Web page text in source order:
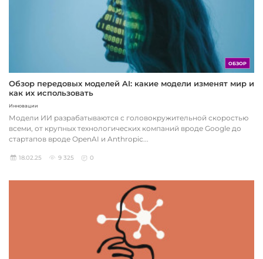
ОБЗОР
Обзор передовых моделей AI: какие модели изменят мир и
как их использовать
Инновации
Модели ИИ разрабатываются с головокружительной скоростью
всеми, от крупных технологических компаний вроде Google до
стартапов вроде OpenAI и Anthropic...
18.02.25 9 325 0